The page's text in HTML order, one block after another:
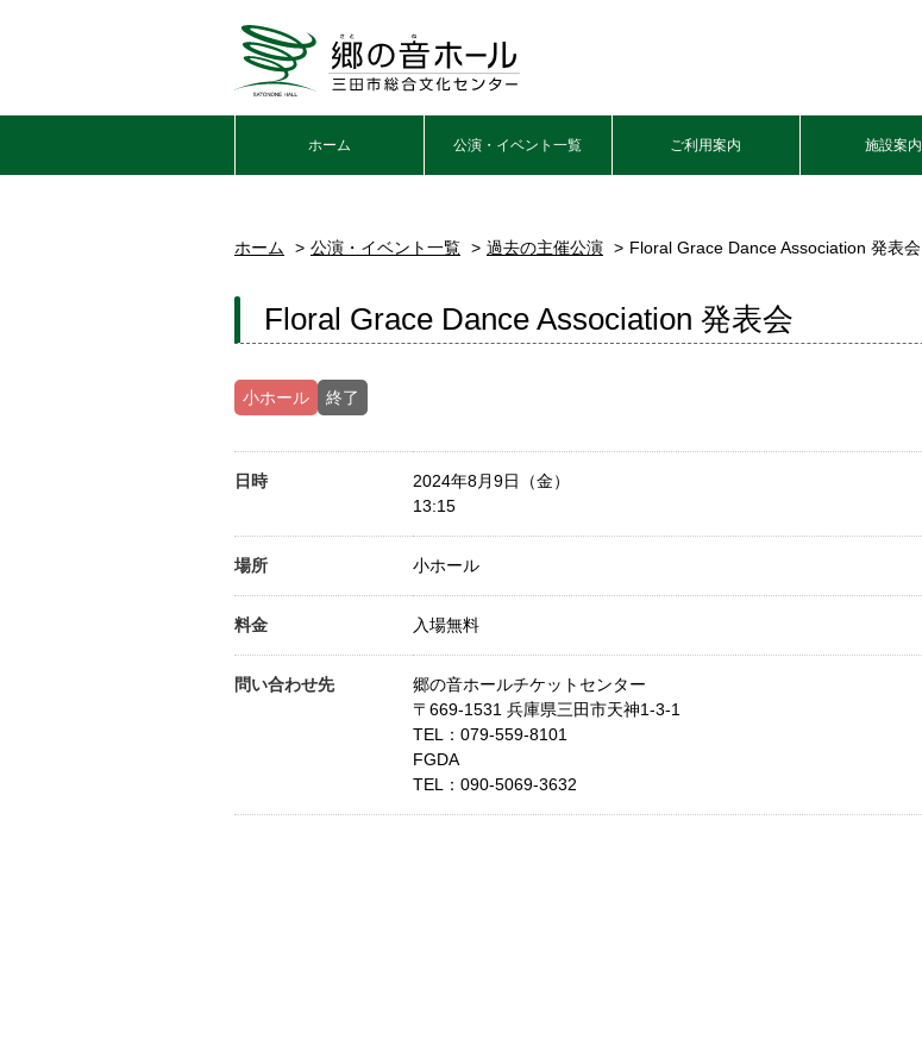
ホーム 公演・イベント一覧 ご利用案内 施設案内
ホーム 公演・イベント一覧 過去の主催公演 Floral Grace Dance Association 発表会
Floral Grace Dance Association 発表会
小ホール 終了
日時
2024年8月9日（金）
13:15
場所 小ホール
料金 入場無料
問い合わせ先
郷の音ホールチケットセンター
〒669-1531 兵庫県三田市天神1-3-1
TEL： 079-559-8101
FGDA
TEL： 090-5069-3632